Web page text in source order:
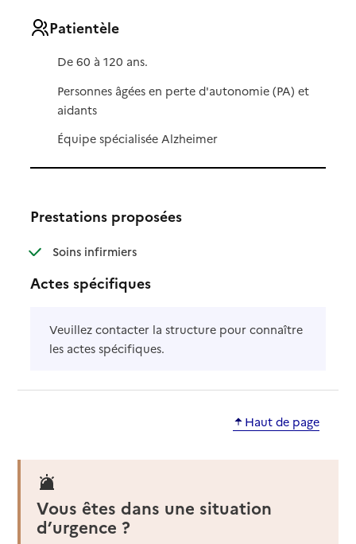
Patientèle
De 60 à 120 ans.
Personnes âgées en perte d'autonomie (PA) et
aidants
Équipe spécialisée Alzheimer
Prestations proposées
Soins infirmiers: disponible
: non disponible
Actes spécifiques
Veuillez contacter la structure pour connaître
les actes spécifiques.
Haut de page
Vous êtes dans une situation
d’urgence ?